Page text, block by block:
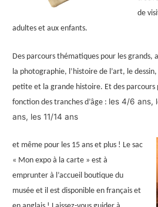
de
adultes et aux enfants.
Des parcours thématiques pour les grands,
la photographie, l’histoire de l’art, le
petite et la grande histoire. Et des parcours
fonction des tranches d’âge : les 4/6 ans,
ans, les 11/14 ans
et même pour les 15 ans et plus ! Le sac
« Mon expo à la carte » est à
emprunter à l’accueil boutique du
musée et il est disponible en français et